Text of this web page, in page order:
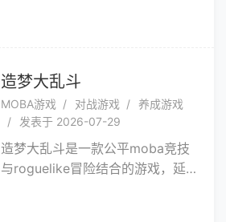
列，为4399游戏旗下最具潜力最
具影响力的头部作品。多年来，陆
续推出造梦5部曲，备受玩家喜
爱，成为一代人的童年经典。造梦
无双为造梦系列首款双端作品，在
延续经典的基础上再创新，已拥有
造梦大乱斗
MOBA游戏 对战游戏
养成游戏
发表于 2026-07-29
造梦大乱斗是一款公平moba竞技
与roguelike冒险结合的游戏，延